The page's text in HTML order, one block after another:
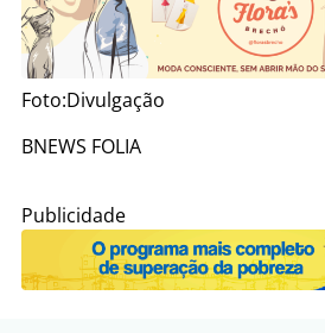
Foto:Divulgação
BNEWS FOLIA
Publicidade